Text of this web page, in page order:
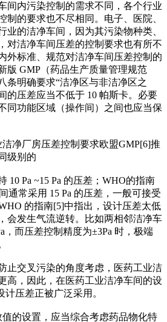
内污染控制的需求不同，各个行业
制的要求也不尽相同。电子、医院、
业的洁净车间，因为其污染物种类、
对洁净车间压差的控制要求也有所不
外标准、规范对洁净车间压差控制的
版 GMP（药品生产质量管理规范
条明确要求“洁净区与非洁净区之
的压差应当不低于 10 帕斯卡。必要
同功能区域（操作间）之间也应当保
厂房压差控制要求欧盟GMP[6]推
级别的
Pa ~15 Pa 的压差；WHO的指南
通常采用 15 Pa 的压差，一般可接受
的指南[5]中指出，设计压差太低
会发生气流逆转。比如两相邻洁净车
，而压差控制精度为±3Pa 时，极端
交叉污染的角度考虑，医药工业洁
高，因此，在医药工业洁净车间的设
计压差正被广泛采用。
的设置，应当综合考虑药品物化特